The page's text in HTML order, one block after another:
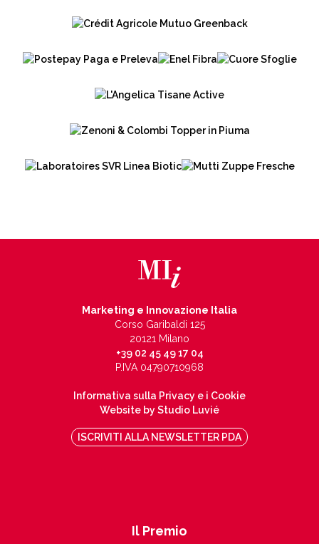
Marketing e Innovazione Italia
Corso Garibaldi 125
20121 Milano
+39 02 45 49 17 04
P.IVA 04790710968
Informativa sulla Privacy e i Cookie
Website by Studio Luvié
ISCRIVITI ALLA NEWSLETTER PDA
Il Premio